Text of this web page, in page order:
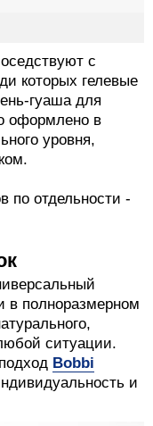
с
которых гелевые
гуаша для
оформлено в
уровня,
по отдельности -
в полноразмерном
ситуации.
Bobbi
и